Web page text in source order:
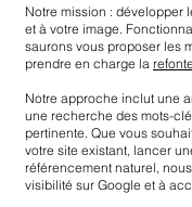
Notre mission : développer
et à votre image.
saurons vous proposer les
prendre en charge la
Notre approche inclut une
une recherche des mots-
pertinente. Que vous
votre site existant, lancer
référencement naturel,
visibilité sur Google et à